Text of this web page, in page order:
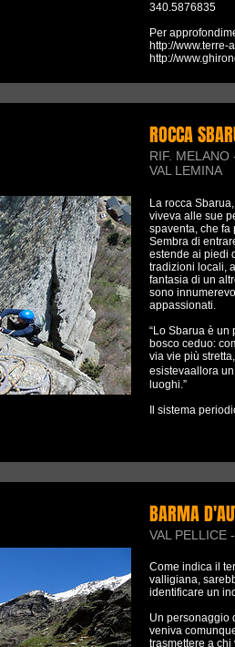
340.5876835
Per
http://
http://
ROCCA
RIF. MELANO
VAL LEMINA
La rocca
viveva alle sue
spaventa, che fa
Sembra di
estende ai piedi
tradizioni locali,
fantasia di un
sono
appassionati.
“Lo Sbarua è
bosco ceduo:
via vie più
esistevaallora
luoghi.”
Il sistema
BARMA
VAL PELLICE
Come indica il
valligiana,
identificare un
Un personaggio
veniva
trasmettere a